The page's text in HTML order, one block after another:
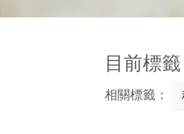
目前標
相關標籤：